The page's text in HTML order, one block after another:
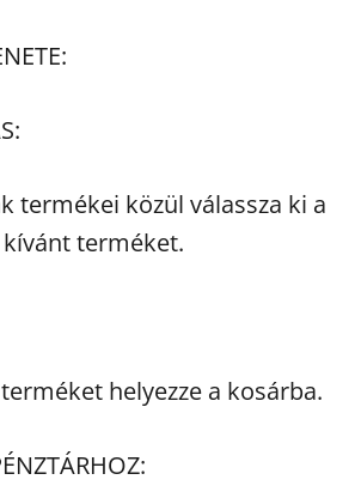
termékei közül válassza ki a
terméket.
helyezze a kosárba.